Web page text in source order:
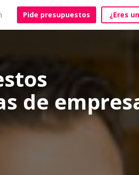
Pide presupuestos ¿Eres
de